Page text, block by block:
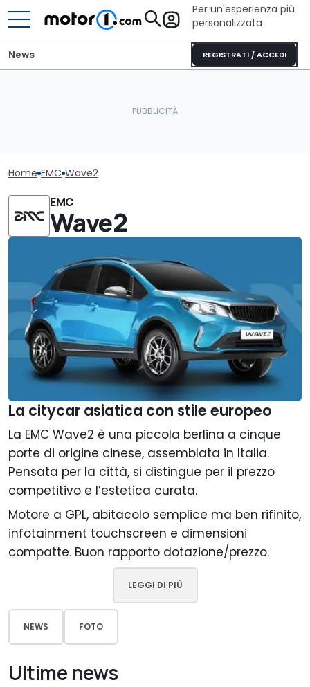
Per un'esperienza più
personalizzata
REGISTRATI / ACCEDI
News
Home EMC Wave2
EMC
Wave2
La citycar asiatica con stile europeo
La EMC Wave2 è una piccola berlina a cinque
porte di origine cinese, assemblata in Italia.
Pensata per la città, si distingue per il prezzo
competitivo e l’estetica curata.
Motore a GPL, abitacolo semplice ma ben rifinito,
infotainment touchscreen e dimensioni
compatte. Buon rapporto dotazione/prezzo.
LEGGI DI PIÙ
NEWS FOTO
Ultime news